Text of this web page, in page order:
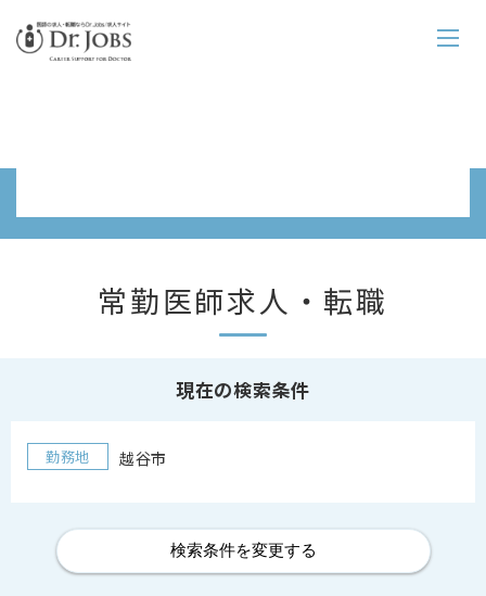
常勤医師求人・転職
現在の検索条件
勤務地 越谷市
検索条件を変更する